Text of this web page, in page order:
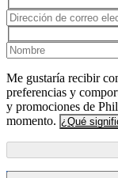
Me gustaría recibir
preferencias y
y promociones de
momento. ¿Qué